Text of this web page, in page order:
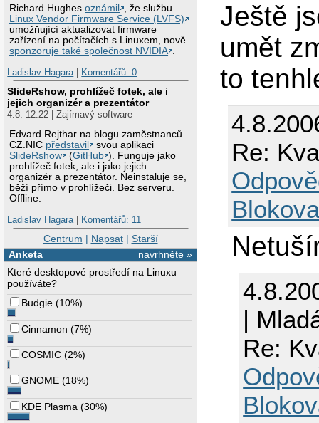
Richard Hughesoznámil
, že službu
Linux Vendor Firmware Service (LVFS)
umožňující aktualizovat firmware
zařízení na počítačích s Linuxem, nově
sponzoruje také společnost NVIDIA .
Ladislav Hagara| Komentářů: 0
SlideRshow, prohlížeč fotek, ale i
jejich organizér a prezentátor
4.8. 12:22 | Zajímavý software
Edvard Rejthar na blogu zaměstnanců
CZ.NIC představil
svou aplikaci
SlideRshow
(GitHub ). Funguje jako
prohlížeč fotek, ale i jako jejich
organizér a prezentátor. Neinstaluje se,
běží přímo v prohlížeči. Bez serveru.
Offline.
Ladislav Hagara| Komentářů: 11
Centrum | Napsat| Starší
navrhněte »
Anketa
Které desktopové prostředí na Linuxu
používáte?
Budgie (10%)
Cinnamon (7%)
COSMIC (2%)
GNOME (18%)
KDE Plasma (30%)
Ještě
umět
to
Re:
|
Re: